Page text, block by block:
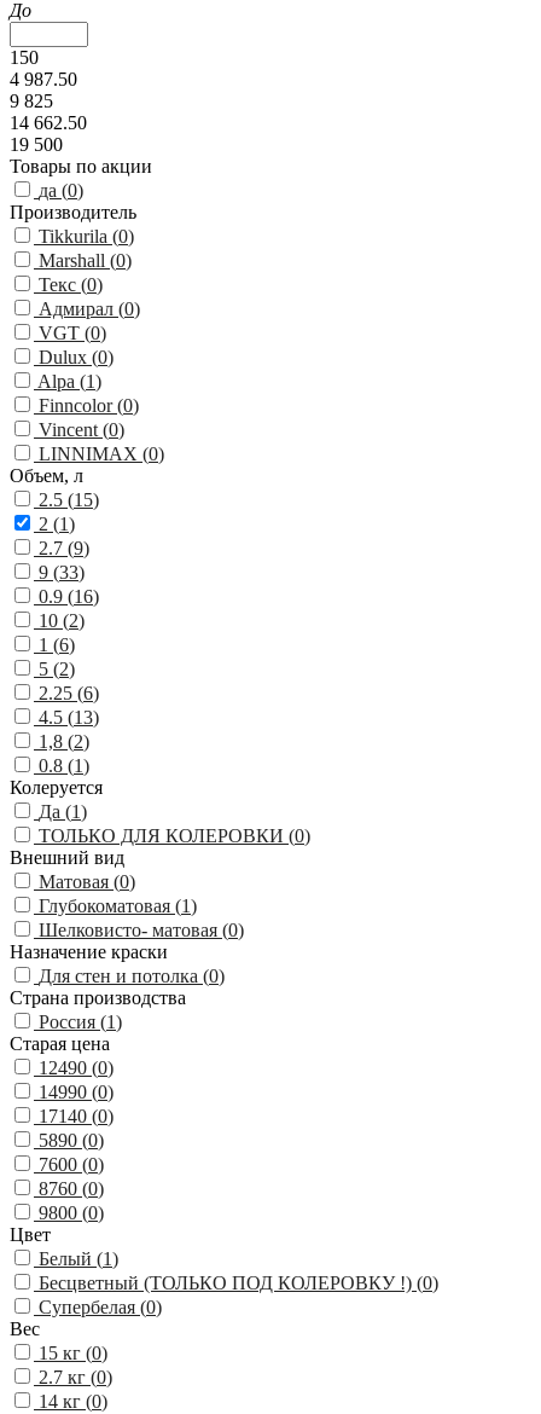
До
150
4 987.50
9 825
14 662.50
19 500
Товары по акции
да (0)
Производитель
Tikkurila (0)
Marshall (0)
Текс (0)
Адмирал (0)
VGT (0)
Dulux (0)
Alpa (1)
Finncolor (0)
Vincent (0)
LINNIMAX (0)
Объем, л
2.5 (15)
2 (1)
2.7 (9)
9 (33)
0.9 (16)
10 (2)
1 (6)
5 (2)
2.25 (6)
4.5 (13)
1,8 (2)
0.8 (1)
Колеруется
Да (1)
ТОЛЬКО ДЛЯ КОЛЕРОВКИ (0)
Внешний вид
Матовая (0)
Глубокоматовая (1)
Шелковисто- матовая (0)
Назначение краски
Для стен и потолка (0)
Страна производства
Россия (1)
Старая цена
12490 (0)
14990 (0)
17140 (0)
5890 (0)
7600 (0)
8760 (0)
9800 (0)
Цвет
Белый (1)
Бесцветный (ТОЛЬКО ПОД КОЛЕРОВКУ !) (0)
Супербелая (0)
Вес
15 кг (0)
2.7 кг (0)
14 кг (0)